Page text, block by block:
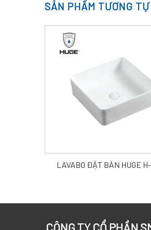
SẢN PHẨM TƯƠNG TỰ
LAVABO ĐẶT BÀN HUGE
CÔNG TY CỔ PHẦN